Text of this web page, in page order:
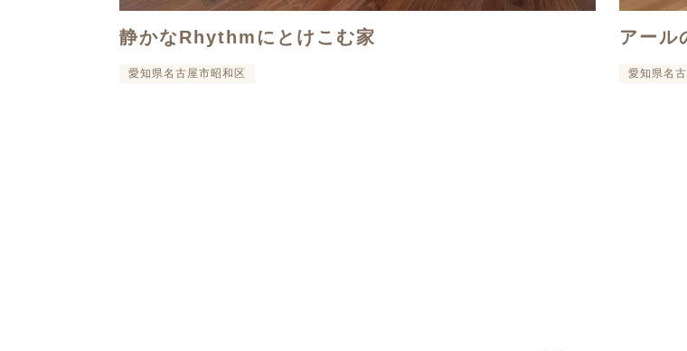
静かなRhythmにとけこむ家
愛知県名古屋市昭和区
アール
愛知県名